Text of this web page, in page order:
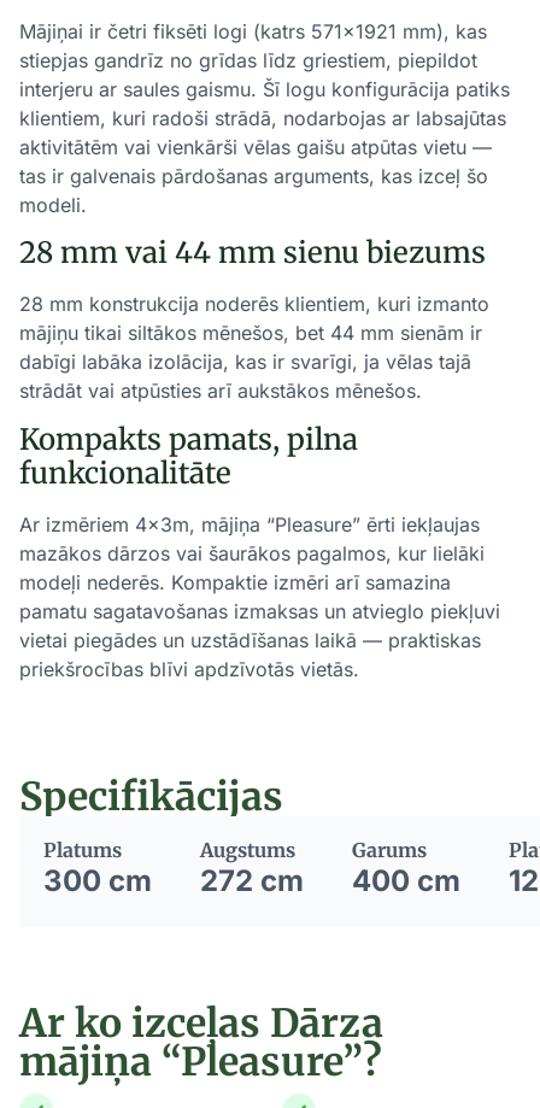
Mājiņai ir četri fiksēti logi (katrs 571×1921 mm), kas
stiepjas gandrīz no grīdas līdz griestiem, piepildot
interjeru ar saules gaismu. Šī logu konfigurācija patiks
klientiem, kuri radoši strādā, nodarbojas ar labsajūtas
aktivitātēm vai vienkārši vēlas gaišu atpūtas vietu —
tas ir galvenais pārdošanas arguments, kas izceļ šo
modeli.
28 mm vai 44 mm sienu biezums
28 mm konstrukcija noderēs klientiem, kuri izmanto
mājiņu tikai siltākos mēnešos, bet 44 mm sienām ir
dabīgi labāka izolācija, kas ir svarīgi, ja vēlas tajā
strādāt vai atpūsties arī aukstākos mēnešos.
Kompakts pamats, pilna
funkcionalitāte
Ar izmēriem 4×3m, mājiņa “Pleasure” ērti iekļaujas
mazākos dārzos vai šaurākos pagalmos, kur lielāki
modeļi nederēs. Kompaktie izmēri arī samazina
pamatu sagatavošanas izmaksas un atvieglo piekļuvi
vietai piegādes un uzstādīšanas laikā — praktiskas
priekšrocības blīvi apdzīvotās vietās.
Specifikācijas
Platums
300 cm
Augstums
272 cm
Garums
400 cm
Ar ko izceļas Dārza
mājiņa “Pleasure”?